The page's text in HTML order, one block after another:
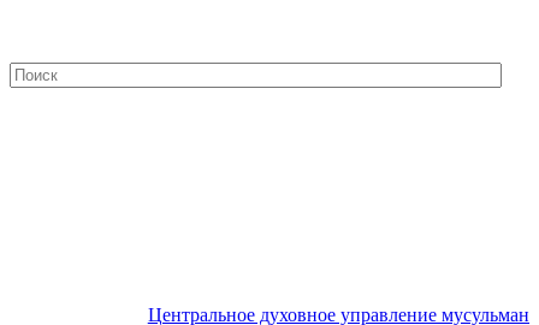
Центральное духовное управление мусульман